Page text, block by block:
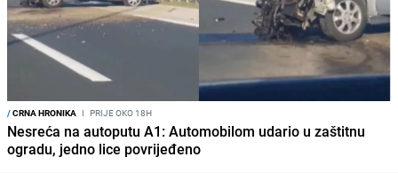
/CRNA HRONIKA I PRIJE OKO 18H
Nesreća na autoputu A1: Automobilom udario u zaštitnu
ogradu, jedno lice povrijeđeno